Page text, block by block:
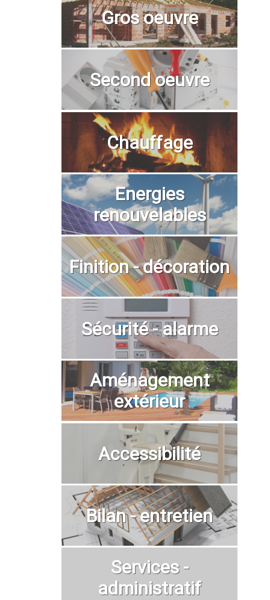
Gros oeuvre
Second oeuvre
Chauffage
Energies
renouvelables
Finition - décoration
Sécurité - alarme
Aménagement
extérieur
Accessibilité
Bilan - entretien
Services -
administratif